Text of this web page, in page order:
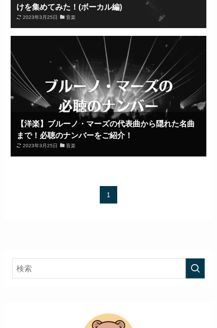
けを集めてみた！(ボーカル編)
2023年3月25日 音楽
【洋楽】ブルーノ・マーズの代表曲から隠れた名曲
まで！必聴のナンバーをご紹介！
2023年3月25日 音楽
1